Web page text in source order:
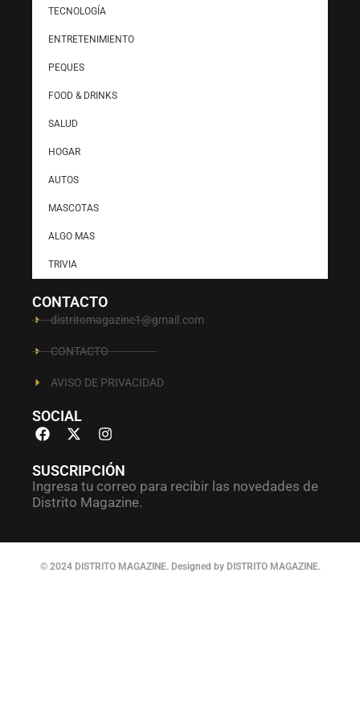
TECNOLOGÍA
ENTRETENIMIENTO
PEQUES
FOOD & DRINKS
SALUD
HOGAR
AUTOS
MASCOTAS
ALGO MAS
TRIVIA
CONTACTO
distritomagazine1@gmail.com
CONTACTO
AVISO DE PRIVACIDAD
SOCIAL
SUSCRIPCIÓN
Ingresa tu correo para recibir las novedades de
Distrito Magazine.
© 2024 DISTRITO MAGAZINE. Designed by DISTRITO MAGAZINE.